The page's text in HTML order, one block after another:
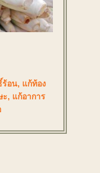
ร้อน, แก้ท้อง
ะ, แก้อาการ